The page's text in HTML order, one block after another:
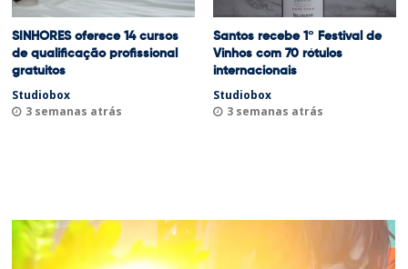
SINHORES oferece 14 cursos
de qualificação profissional
gratuitos
Studiobox
3 semanas atrás
Santos recebe 1º Festival de
Vinhos com 70 rótulos
internacionais
Studiobox
3 semanas atrás